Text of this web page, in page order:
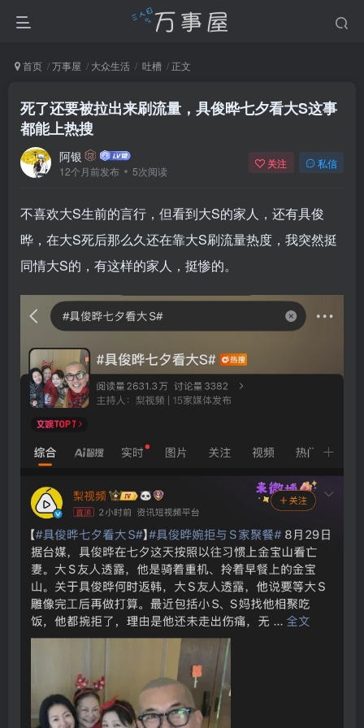
首页 万事屋 大众生活 吐槽 正文
死了还要被拉出来刷流量，具俊晔七夕看大S这事
都能上热搜
阿银
12个月前发布 5次阅读
关注 私信
不喜欢大S生前的言行，但看到大S的家人，还有具俊
晔，在大S死后那么久还在靠大S刷流量热度，我突然挺
同情大S的，有这样的家人，挺惨的。